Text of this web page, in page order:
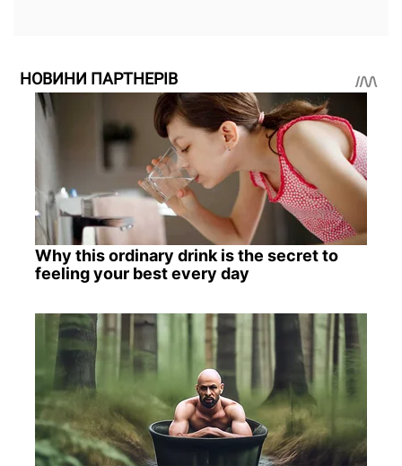
НОВИНИ ПАРТНЕРІВ
Why this ordinary drink is the secret to
feeling your best every day